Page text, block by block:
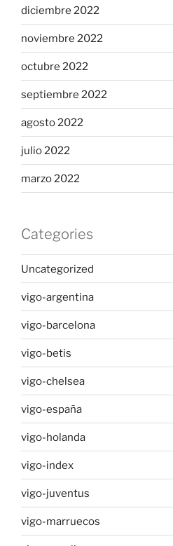
diciembre 2022
noviembre 2022
octubre 2022
septiembre 2022
agosto 2022
julio 2022
marzo 2022
Categories
Uncategorized
vigo-argentina
vigo-barcelona
vigo-betis
vigo-chelsea
vigo-españa
vigo-holanda
vigo-index
vigo-juventus
vigo-marruecos